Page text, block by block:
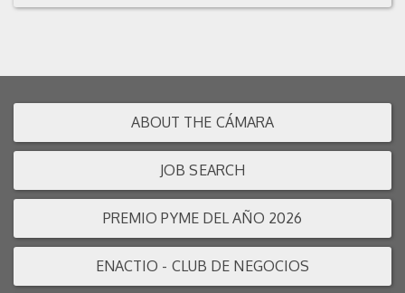
ABOUT THE CÁMARA
JOB SEARCH
PREMIO PYME DEL AÑO 2026
ENACTIO - CLUB DE NEGOCIOS